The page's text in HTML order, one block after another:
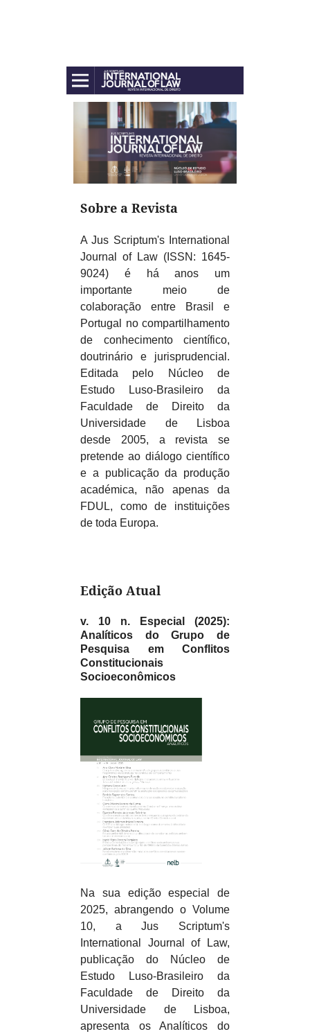
Sobre a Revista
A Jus Scriptum's International
Journal of Law (ISSN: 1645-
9024) é há anos um
importante meio de
colaboração entre Brasil e
Portugal no compartilhamento
de conhecimento científico,
doutrinário e jurisprudencial.
Editada pelo Núcleo de
Estudo Luso-Brasileiro da
Faculdade de Direito da
Universidade de Lisboa
desde 2005, a revista se
pretende ao diálogo científico
e a publicação da produção
académica, não apenas da
FDUL, como de instituições
de toda Europa.
Edição Atual
v. 10 n. Especial (2025):
Analíticos do Grupo de
Pesquisa em Conflitos
Constitucionais
Socioeconômicos
Na sua edição especial de
2025, abrangendo o Volume
10, a Jus Scriptum's
International Journal of Law,
publicação do Núcleo de
Estudo Luso-Brasileiro da
Faculdade de Direito da
Universidade de Lisboa,
apresenta os Analíticos do